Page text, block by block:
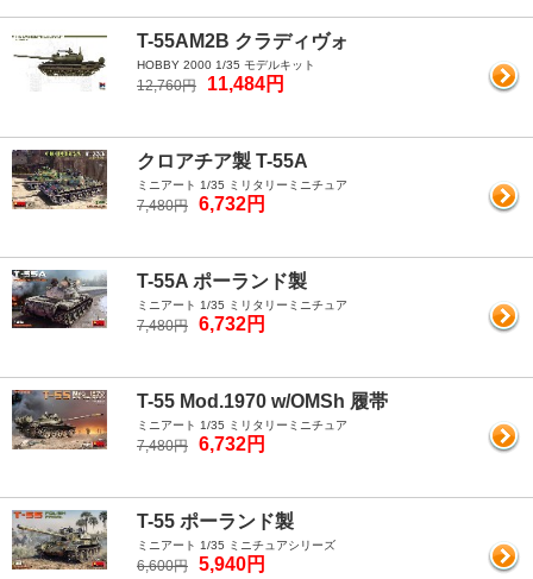
T-55AM2B クラディヴォ
HOBBY 2000 1/35 モデルキット
12,760円 11,484円
クロアチア製 T-55A
ミニアート 1/35 ミリタリーミニチュア
7,480円 6,732円
T-55A ポーランド製
ミニアート 1/35 ミリタリーミニチュア
7,480円 6,732円
T-55 Mod.1970 w/OMSh 履帯
ミニアート 1/35 ミリタリーミニチュア
7,480円 6,732円
T-55 ポーランド製
ミニアート 1/35 ミニチュアシリーズ
6,600円 5,940円